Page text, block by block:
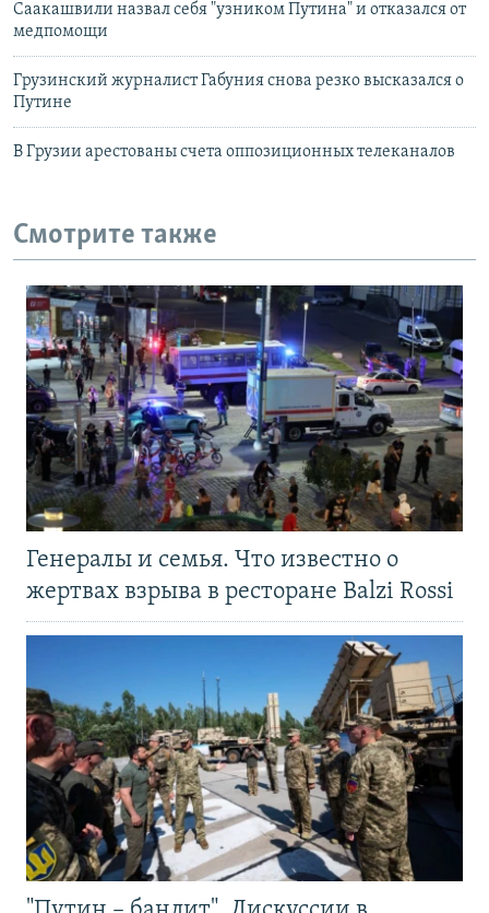
Саакашвили назвал себя "узником Путина" и отказался от
медпомощи
Грузинский журналист Габуния снова резко высказался о
Путине
В Грузии арестованы счета оппозиционных телеканалов
Смотрите также
Генералы и семья. Что известно о
жертвах взрыва в ресторане Balzi Rossi